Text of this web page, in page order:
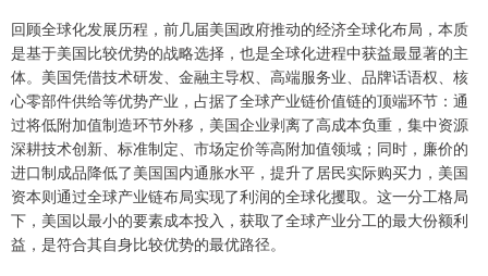
回顾全球化发展历程，前几届美国政府推动的经济全球化布局，本质
是基于美国比较优势的战略选择，也是全球化进程中获益最显著的主
体。美国凭借技术研发、金融主导权、高端服务业、品牌话语权、核
心零部件供给等优势产业，占据了全球产业链价值链的顶端环节：通
过将低附加值制造环节外移，美国企业剥离了高成本负重，集中资源
深耕技术创新、标准制定、市场定价等高附加值领域；同时，廉价的
进口制成品降低了美国国内通胀水平，提升了居民实际购买力，美国
资本则通过全球产业链布局实现了利润的全球化攫取。这一分工格局
下，美国以最小的要素成本投入，获取了全球产业分工的最大份额利
益，是符合其自身比较优势的最优路径。